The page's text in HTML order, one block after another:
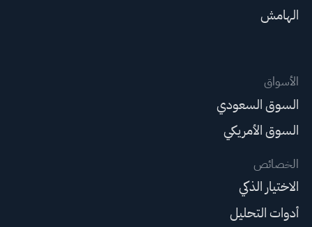
الهامش
الأسواق
السوق السعودي
السوق الأمريكي
الخصائص
الاختيار الذكي
أدوات التحليل